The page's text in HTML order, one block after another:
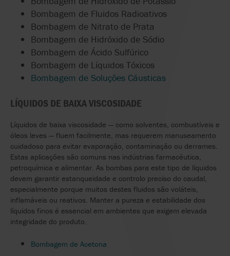
Bombagem de Fluidos Radioativos
Bombagem de Nitrato de Prata
Bombagem de Hidróxido de Sódio
Bombagem de Ácido Sulfúrico
Bombagem de Líquidos Tóxicos
Bombagem de Soluções Cáusticas
LÍQUIDOS DE BAIXA VISCOSIDADE
Líquidos de baixa viscosidade — como solventes, combustíveis e
óleos leves — fluem facilmente, mas requerem manuseamento
cuidadoso para evitar evaporação, contaminação ou derrames.
Estas aplicações são comuns nas indústrias farmacêutica,
petroquímica e alimentar. As bombas para este tipo de líquidos
devem garantir estanqueidade e controlo preciso do caudal,
especialmente porque muitos destes fluidos são voláteis,
inflamáveis ou reativos. Manter a pureza e estabilidade dos
líquidos finos é essencial em ambientes que exigem elevada
integridade do produto.
Bombagem de Acetona